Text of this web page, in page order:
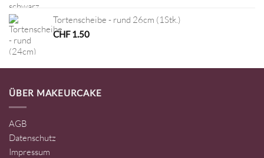
Tortenscheibe - rund 26cm (1Stk.)
CHF1.50
ÜBER MAKEURCAKE
AGB
Datenschutz
Impressum